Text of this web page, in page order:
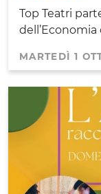
Top Teatri
dell’Economia
MARTEDÌ 1